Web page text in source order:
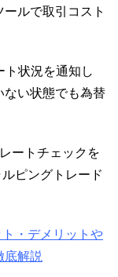
ルで取引コスト
ト状況を通知し
ない状態でも為替
ートチェックを
ピングトレード
・デメリットや
底解説